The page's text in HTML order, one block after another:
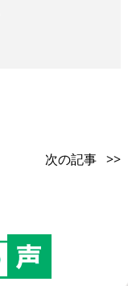
次の記事 >>